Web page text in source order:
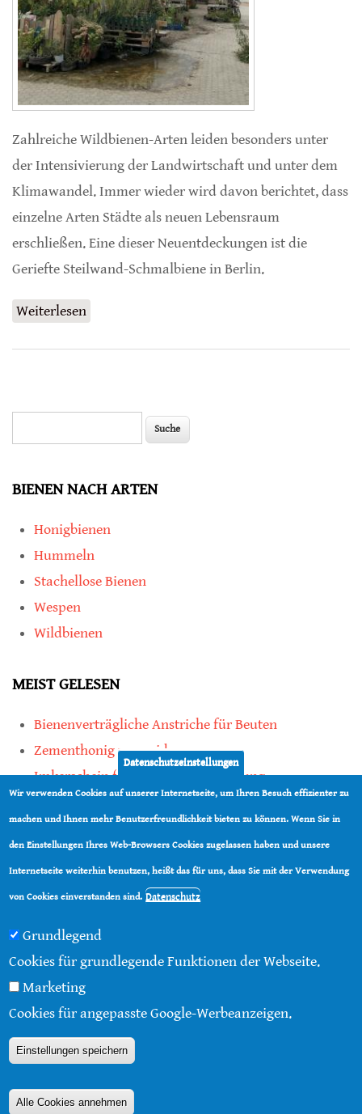
Zahlreiche Wildbienen-Arten leiden besonders unter
der Intensivierung der Landwirtschaft und unter dem
Klimawandel. Immer wieder wird davon berichtet, dass
einzelne Arten Städte als neuen Lebensraum
erschließen. Eine dieser Neuentdeckungen ist die
Geriefte Steilwand-Schmalbiene in Berlin.
Weiterlesen
BIENEN NACH ARTEN
Honigbienen
Hummeln
Stachellose Bienen
Wespen
Wildbienen
MEIST GELESEN
Bienenverträgliche Anstriche für Beuten
Zementhonig vermeiden
Imkerschein für Honigbienen-Haltung
Kauf von Mittelwänden ist Vertrauenssache
teilen
© 2016 - 2026 | Über diese Seite Impressum
Datenschutzeinstellungen
Wir verwenden Cookies auf unserer Internetseite, um Ihren Besuch effizienter zu
machen und Ihnen mehr Benutzerfreundlichkeit bieten zu können. Wenn Sie in
den Einstellungen Ihres Web-Browsers Cookies zugelassen haben und unsere
Internetseite weiterhin benutzen, heißt das für uns, dass Sie mit der Verwendung
von Cookies einverstanden sind. Datenschutz
Grundlegend
Cookies für grundlegende Funktionen der Webseite.
Marketing
Cookies für angepasste Google-Werbeanzeigen.
Einstellungen speichern
Alle Cookies annehmen